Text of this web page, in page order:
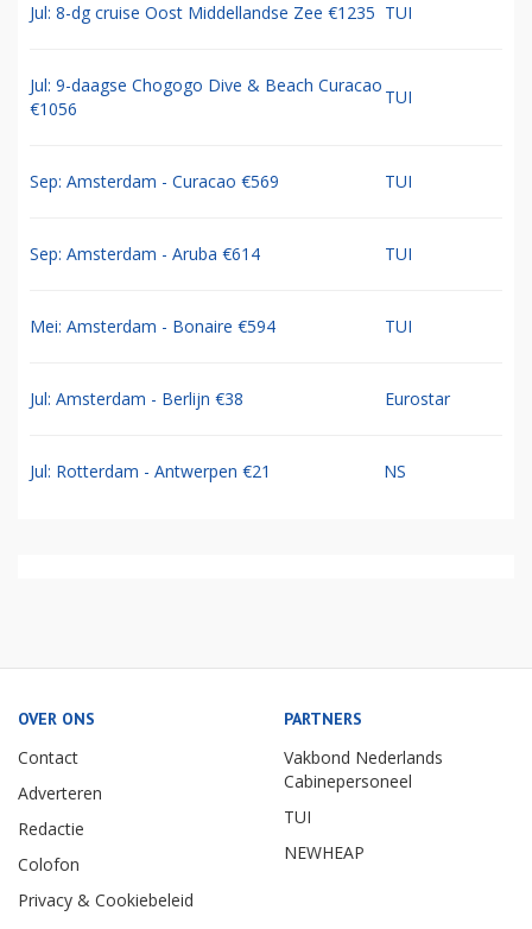
Jul: 8-dg cruise Oost Middellandse Zee €1235 TUI
Jul: 9-daagse Chogogo Dive & Beach Curacao
€1056
TUI
Sep: Amsterdam - Curacao €569 TUI
Sep: Amsterdam - Aruba €614 TUI
Mei: Amsterdam - Bonaire €594 TUI
Jul: Amsterdam - Berlijn €38 Eurostar
Jul: Rotterdam - Antwerpen €21 NS
OVER ONS
Contact
Adverteren
Redactie
Colofon
Privacy & Cookiebeleid
PARTNERS
Vakbond Nederlands
Cabinepersoneel
TUI
NEWHEAP